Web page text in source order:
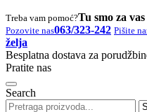
Treba vam pomoć?Tu smo za vas
Pozovite nas063/323-242 Pišite
želja
Besplatna dostava za
Pratite nas
Search